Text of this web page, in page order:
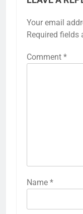
Your email
Required fields
Comment *
Name *